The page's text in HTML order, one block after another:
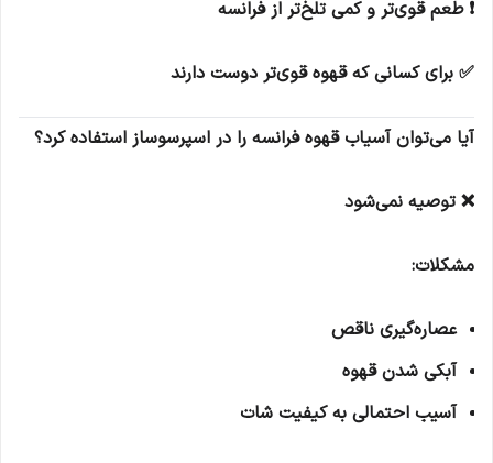
❗ طعم قوی‌تر و کمی تلخ‌تر از فرانسه
✅ برای کسانی که قهوه قوی‌تر دوست دارند
آیا می‌توان آسیاب قهوه فرانسه را در اسپرسوساز استفاده کرد؟
❌ توصیه نمی‌شود
مشکلات:
عصاره‌گیری ناقص
آبکی شدن قهوه
آسیب احتمالی به کیفیت شات